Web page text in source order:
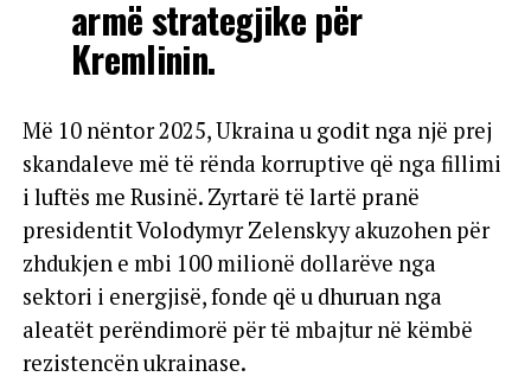
krizën e brendshme në
armë strategjike për
Kremlinin.
Më 10 nëntor 2025, Ukraina u godit nga një prej
skandaleve më të rënda korruptive që nga fillimi
i luftës me Rusinë. Zyrtarë të lartë pranë
presidentit Volodymyr Zelenskyy akuzohen për
zhdukjen e mbi 100 milionë dollarëve nga
sektori i energjisë, fonde që u dhuruan nga
aleatët perëndimorë për të mbajtur në këmbë